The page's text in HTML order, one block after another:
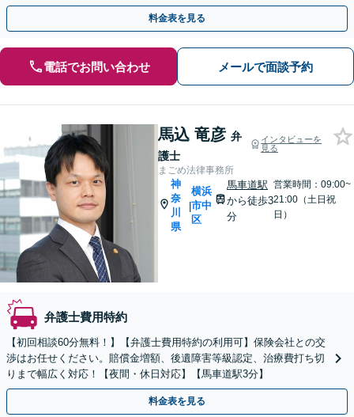
多数あり、交通事故に強い法律事務所と自負しております。
料金表を見る
電話でお問い合わせ メールで面談予約
馬込 竜彦 弁
護士
インタビューを
見る
まごめ法律事務所
神
奈
川
県
|
横浜
市中
区
馬車道駅
から徒歩3
分
営業時間：09:00~
21:00（土日祝
日）
弁護士費用特約
【初回相談60分無料！】【弁護士費用特約の利用可】保険会社との交
渉はお任せください。賠償金増額、後遺障害等級認定、治療費打ち切
りまで幅広く対応！【夜間・休日対応】【馬車道駅3分】
料金表を見る